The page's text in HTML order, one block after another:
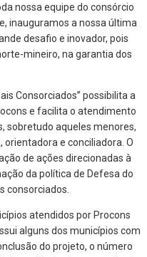
nossa equipe do consórcio
inauguramos a nossa última
desafio e inovador, pois
mineiro, na garantia dos
Consorciados” possibilita a
e facilita o atendimento
sobretudo aqueles menores,
e conciliadora. O
de ações direcionadas à
da política de Defesa do
consorciados.
atendidos por Procons
alguns dos municípios com
do projeto, o número